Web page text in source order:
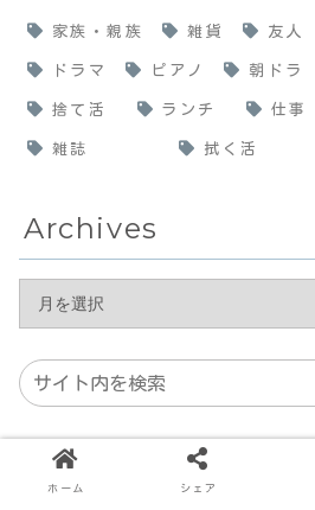
家族・親族 雑貨 友人
ドラマ ピアノ 朝ドラ
捨て活 ランチ 仕事
雑誌 拭く活
Archives
ホーム シェア